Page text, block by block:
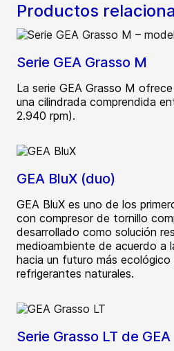
Productos
Serie GEA Grasso M
La serie GEA Grasso M
una cilindrada comprendida
2.940 rpm).
GEA BluX (duo)
GEA BluX es uno de los
con compresor de tornillo
desarrollado como solución
medioambiente de acuerdo a
hacia un futuro más
refrigerantes naturales.
Serie Grasso LT de GEA